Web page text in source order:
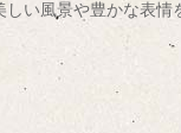
い風景や豊かな表情